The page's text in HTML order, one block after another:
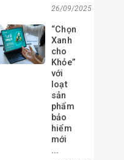
26/09/2025
“Chọn
Xanh
cho
Khỏe”
với
loạt
sản
phẩm
bảo
hiểm
mới
...